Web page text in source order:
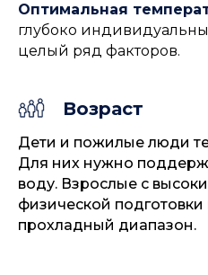
Оптимальная
глубоко
целый ряд факторов.
Возраст
Дети и пожилые люди
Для них нужно
воду. Взрослые с
физической
прохладный диапазон.